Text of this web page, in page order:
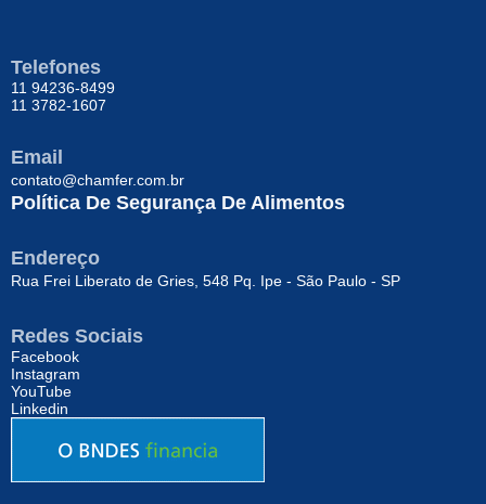
Telefones
11 94236-8499
11 3782-1607
Email
contato@chamfer.com.br
Política De Segurança De Alimentos
Endereço
Rua Frei Liberato de Gries, 548 Pq. Ipe - São Paulo - SP
Redes Sociais
Facebook
Instagram
YouTube
Linkedin